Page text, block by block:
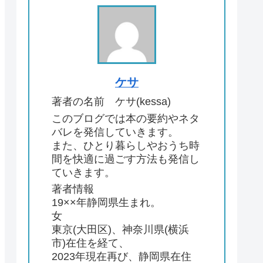
ケサ
著者の名前 ケサ(kessa)
このブログでは本の要約やネタ
バレを発信していきます。
また、ひとり暮らしやおうち時
間を快適に過ごす方法も発信し
ていきます。
著者情報
19××年静岡県生まれ。
女
東京(大田区)、神奈川県(横浜
市)在住を経て、
2023年現在再び、静岡県在住